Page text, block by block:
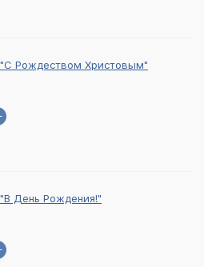
Рождеством Христовым"
День Рождения!"